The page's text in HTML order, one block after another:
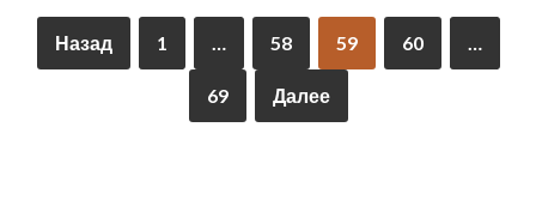
Назад 1 58 59 60
69 Далее